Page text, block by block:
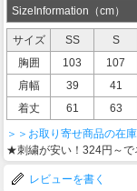
SizeInformation（cm）
サイズ SS S
胸囲
103 107
肩幅
39 41
着丈
61 63
＞＞お取り寄せ商品の在
★刺繍が安い！324円～で
レビューを書く